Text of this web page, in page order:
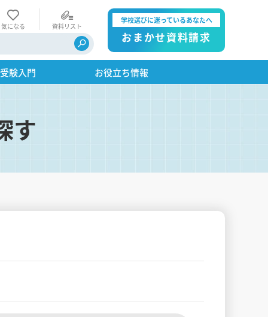
気になる 資料リスト
学校選びに迷っているあなたへ
おまかせ資料請求
験入門 お役立ち情報
す